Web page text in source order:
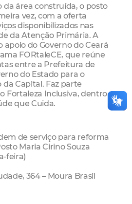
da área construída, o posto
vez, com a oferta
disponibilizados nas
da Atenção Primária. A
apoio do Governo do Ceará
FORtaleCE, que reúne
entre a Prefeitura de
do Estado para o
Capital. Faz parte
Fortaleza Inclusiva, dentro
que Cuida.
de serviço para reforma
Maria Cirino Souza
feira)
364 – Moura Brasil